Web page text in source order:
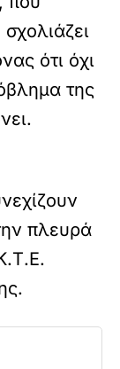
ότι όχι
της
πλευρά